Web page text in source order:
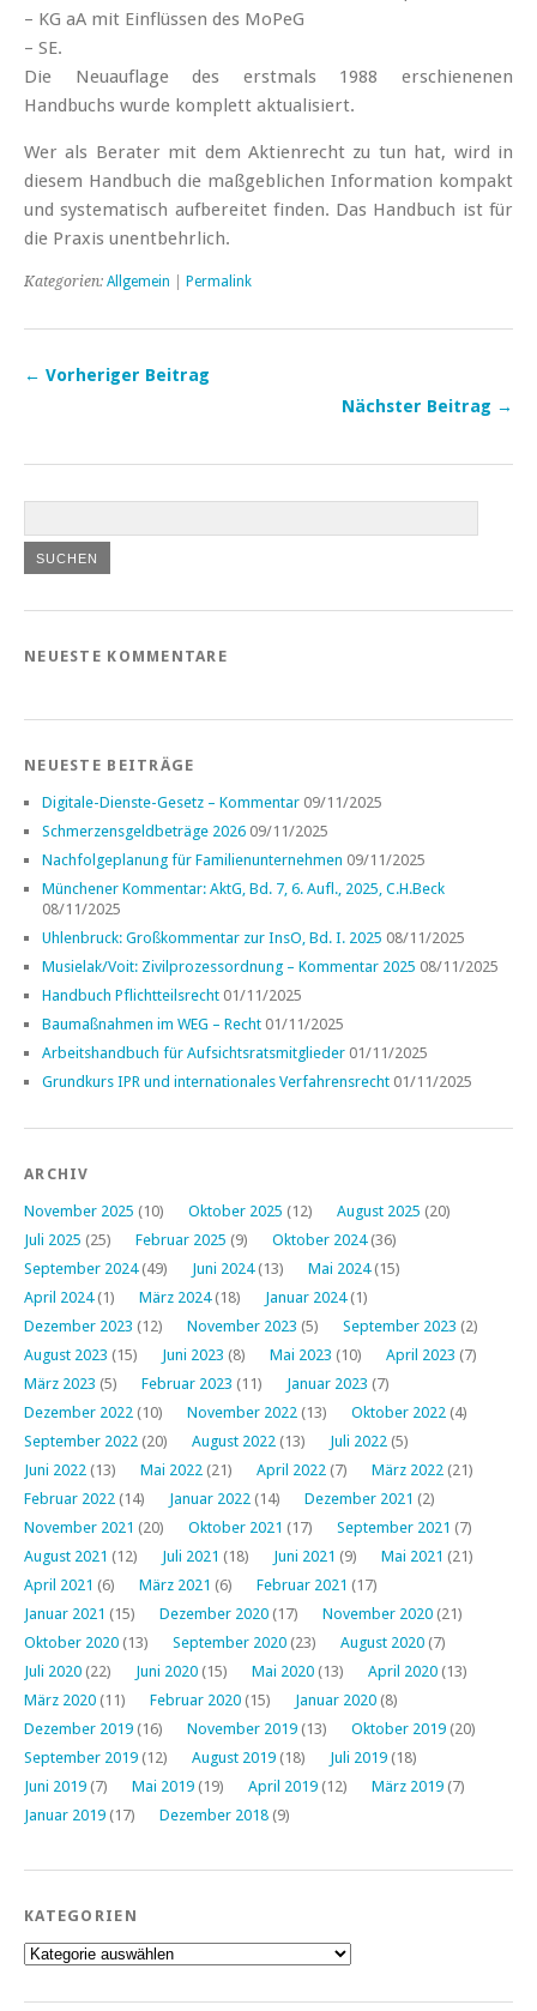
– KG aA mit Einflüssen des MoPeG
– SE.
Die Neuauflage des erstmals 1988 erschienenen
Handbuchs wurde komplett aktualisiert.
Wer als Berater mit dem Aktienrecht zu tun hat, wird in
diesem Handbuch die maßgeblichen Information kompakt
und systematisch aufbereitet finden. Das Handbuch ist für
die Praxis unentbehrlich.
Kategorien: Allgemein Permalink
← Vorheriger Beitrag
Nächster Beitrag →
NEUESTE KOMMENTARE
NEUESTE BEITRÄGE
Digitale-Dienste-Gesetz – Kommentar 09/11/2025
Schmerzensgeldbeträge 2026 09/11/2025
Nachfolgeplanung für Familienunternehmen 09/11/2025
Münchener Kommentar: AktG, Bd. 7, 6. Aufl., 2025, C.H.Beck
08/11/2025
Uhlenbruck: Großkommentar zur InsO, Bd. I. 2025 08/11/2025
Musielak/Voit: Zivilprozessordnung – Kommentar 2025 08/11/2025
Handbuch Pflichtteilsrecht 01/11/2025
Baumaßnahmen im WEG – Recht 01/11/2025
Arbeitshandbuch für Aufsichtsratsmitglieder 01/11/2025
Grundkurs IPR und internationales Verfahrensrecht 01/11/2025
ARCHIV
November 2025 (10) Oktober 2025 (12) August 2025 (20)
Juli 2025 (25) Februar 2025 (9) Oktober 2024(36)
September 2024(49) Juni 2024(13) Mai 2024(15)
April 2024(1) März 2024(18) Januar 2024(1)
Dezember 2023 (12) November 2023 (5) September 2023 (2)
August 2023 (15) Juni 2023 (8) Mai 2023 (10) April 2023 (7)
März 2023 (5) Februar 2023 (11) Januar 2023 (7)
Dezember 2022 (10) November 2022 (13) Oktober 2022 (4)
September 2022 (20) August 2022 (13) Juli 2022 (5)
Juni 2022 (13) Mai 2022 (21) April 2022 (7) März 2022 (21)
Februar 2022 (14) Januar 2022 (14) Dezember 2021 (2)
November 2021 (20) Oktober 2021 (17) September 2021 (7)
August 2021 (12) Juli 2021 (18) Juni 2021 (9) Mai 2021 (21)
April 2021 (6) März 2021 (6) Februar 2021 (17)
Januar 2021 (15) Dezember 2020 (17) November 2020 (21)
Oktober 2020 (13) September 2020 (23) August 2020 (7)
Juli 2020 (22) Juni 2020 (15) Mai 2020 (13) April 2020 (13)
März 2020 (11) Februar 2020 (15) Januar 2020 (8)
Dezember 2019 (16) November 2019 (13) Oktober 2019 (20)
September 2019 (12) August 2019 (18) Juli 2019 (18)
Juni 2019 (7) Mai 2019 (19) April 2019 (12) März 2019 (7)
Januar 2019 (17) Dezember 2018 (9)
KATEGORIEN
Kategorien